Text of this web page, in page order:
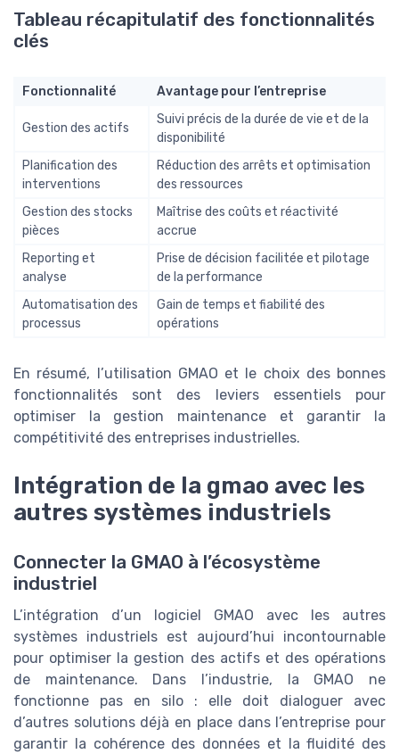
Tableau récapitulatif des fonctionnalités
clés
Fonctionnalité Avantage pour l’entreprise
Gestion des actifs
Suivi précis de la durée de vie et de la
disponibilité
Planification des
interventions
Réduction des arrêts et optimisation
des ressources
Gestion des stocks
pièces
Maîtrise des coûts et réactivité
accrue
Reporting et
analyse
Prise de décision facilitée et pilotage
de la performance
Automatisation des
processus
Gain de temps et fiabilité des
opérations
En résumé, l’utilisation GMAO et le choix des bonnes
fonctionnalités sont des leviers essentiels pour
optimiser la gestion maintenance et garantir la
compétitivité des entreprises industrielles.
Intégration de la gmao avec les
autres systèmes industriels
Connecter la GMAO à l’écosystème
industriel
L’intégration d’un logiciel GMAO avec les autres
systèmes industriels est aujourd’hui incontournable
pour optimiser la gestion des actifs et des opérations
de maintenance. Dans l’industrie, la GMAO ne
fonctionne pas en silo : elle doit dialoguer avec
d’autres solutions déjà en place dans l’entreprise pour
garantir la cohérence des données et la fluidité des